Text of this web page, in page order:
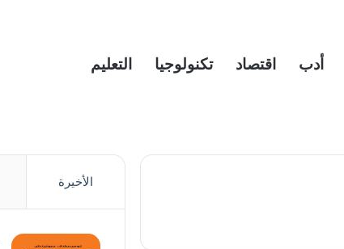
أدب اقتصاد تكنولوجيا التعليم
الأخيرة